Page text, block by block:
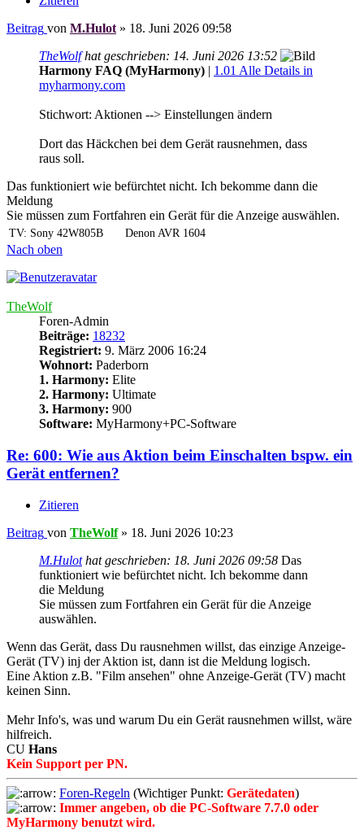
Beitrag von M.Hulot » 18. Juni 2026 09:58
TheWolfhat geschrieben: 14. Juni 2026 13:52
Harmony FAQ (MyHarmony) | 1.01 Alle Details in
myharmony.com
Stichwort: Aktionen --> Einstellungen ändern
Dort das Häckchen bei dem Gerät rausnehmen, dass
raus soll.
Das funktioniert wie befürchtet nicht. Ich bekomme dann die
Meldung
Sie müssen zum Fortfahren ein Gerät für die Anzeige auswählen.
TV: Sony 42W805B Denon AVR 1604
Nach oben
TheWolf
Foren-Admin
Beiträge: 18232
Registriert: 9. März 2006 16:24
Wohnort: Paderborn
1. Harmony: Elite
2. Harmony: Ultimate
3. Harmony: 900
Software: MyHarmony+PC-Software
Re: 600: Wie aus Aktion beim Einschalten bspw. ein
Gerät entfernen?
Zitieren
Beitrag von TheWolf» 18. Juni 2026 10:23
M.Hulothat geschrieben: 18. Juni 2026 09:58 Das
funktioniert wie befürchtet nicht. Ich bekomme dann
die Meldung
Sie müssen zum Fortfahren ein Gerät für die Anzeige
auswählen.
Wenn das Gerät, dass Du rausnehmen willst, das einzige Anzeige-
Gerät (TV) inj der Aktion ist, dann ist die Meldung logisch.
Eine Aktion z.B. "Film ansehen" ohne Anzeige-Gerät (TV) macht
keinen Sinn.
Mehr Info's, was und warum Du ein Gerät rausnehmen willst, wäre
hilfreich.
CU Hans
Kein Support per PN.
Foren-Regeln (Wichtiger Punkt: Gerätedaten)
Immer angeben, ob die PC-Software 7.7.0 oder
MyHarmony benutzt wird.